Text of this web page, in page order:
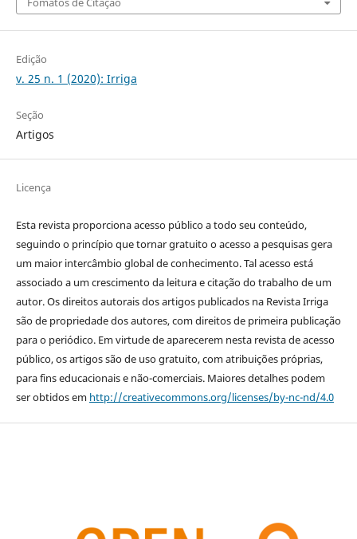
Edição
v. 25 n. 1 (2020): Irriga
Seção
Artigos
Licença
Esta revista proporciona acesso público a todo seu conteúdo,
seguindo o princípio que tornar gratuito o acesso a pesquisas gera
um maior intercâmbio global de conhecimento. Tal acesso está
associado a um crescimento da leitura e citação do trabalho de um
autor. Os direitos autorais dos artigos publicados na Revista Irriga
são de propriedade dos autores, com direitos de primeira publicação
para o periódico. Em virtude de aparecerem nesta revista de acesso
público, os artigos são de uso gratuito, com atribuições próprias,
para fins educacionais e não-comerciais. Maiores detalhes podem
ser obtidos em http://creativecommons.org/licenses/by-nc-nd/4.0